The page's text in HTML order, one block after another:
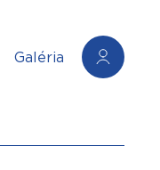
Galéria